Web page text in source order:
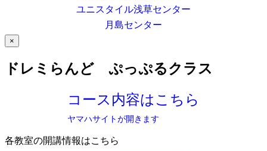
ユニスタイル浅草センター
月島センター
×
ドレミらんど ぷっぷるクラス
コース内容はこちら
ヤマハサイトが開きます
各教室の開講情報はこちら